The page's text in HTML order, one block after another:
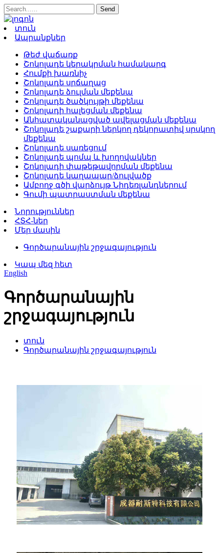
տուն
Ապրանքներ
Թեժ վաճառք
Շոկոլադե կերակրման համակարգ
Հումքի խառնիչ
Շոկոլադե սրճաղաց
Շոկոլադե ձուլման մեքենա
Շոկոլադե ծածկույթի մեքենա
Շոկոլադի հալեցման մեքենա
Անհատականացված ավելացման մեքենա
Շոկոլադե շաքարի ներկող դեկորատիվ սրսկող
մեքենա
Շոկոլադե սառեցում
Շոկոլադե պոմպ և խողովակներ
Շոկոլադի փաթեթավորման մեքենա
Շոկոլադե կաղապար/ձուլվածք
Ամբողջ գծի վարձույթ Նիդեռլանդներում
Գումի պատրաստման մեքենա
Նորություններ
ՀՏՀ-ներ
Մեր մասին
Գործարանային շրջագայություն
Կապ մեզ հետ
English
Գործարանային
շրջագայություն
տուն
Գործարանային շրջագայություն